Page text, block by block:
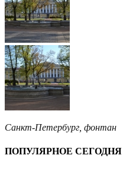
Санкт-Петербург фонтан
ПОПУЛЯРНОЕ СЕГОДНЯ